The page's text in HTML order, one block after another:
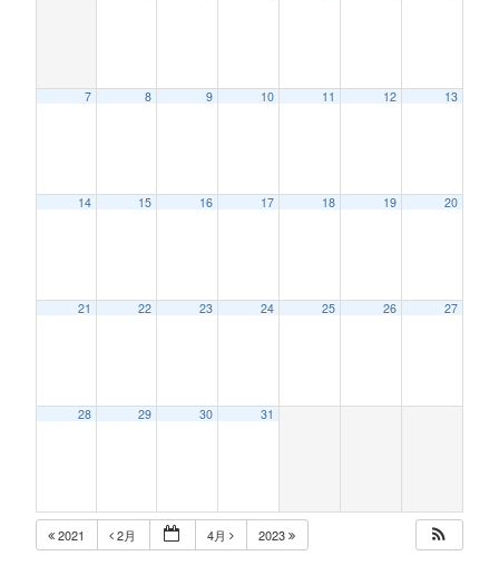
7 8 9 10 11 12 13
14 15 16 17 18 19 20
21 22 23 24 25 26 27
28 29 30 31
2021 2月 4月 2023